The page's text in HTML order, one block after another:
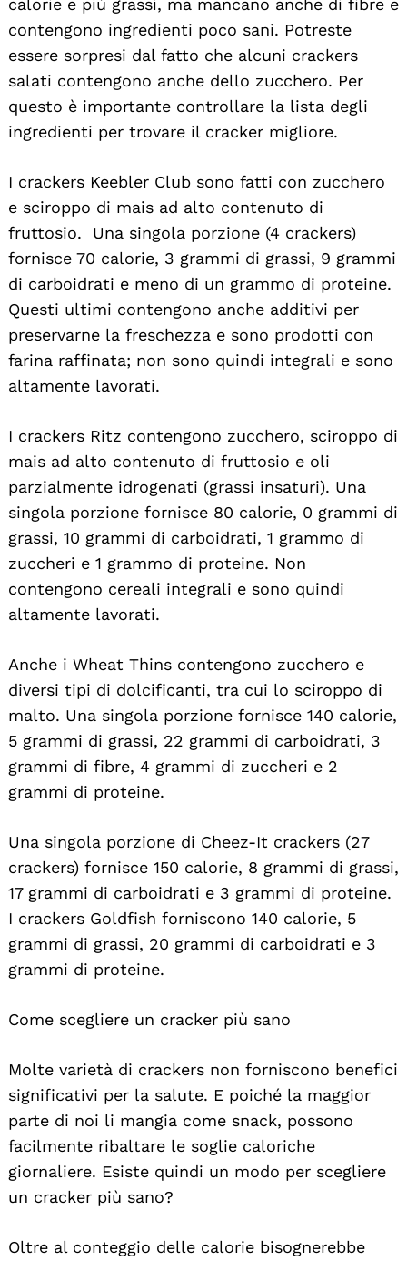
calorie e più grassi, ma mancano anche di fibre e
contengono ingredienti poco sani. Potreste
essere sorpresi dal fatto che alcuni crackers
salati contengono anche dello zucchero. Per
questo è importante controllare la lista degli
ingredienti per trovare il cracker migliore.
I crackers Keebler Club sono fatti con zucchero
e sciroppo di mais ad alto contenuto di
fruttosio. Una singola porzione (4 crackers)
fornisce 70 calorie, 3 grammi di grassi, 9 grammi
di carboidrati e meno di un grammo di proteine.
Questi ultimi contengono anche additivi per
preservarne la freschezza e sono prodotti con
farina raffinata; non sono quindi integrali e sono
altamente lavorati.
I crackers Ritz contengono zucchero, sciroppo di
mais ad alto contenuto di fruttosio e oli
parzialmente idrogenati (grassi insaturi). Una
singola porzione fornisce 80 calorie, 0 grammi di
grassi, 10 grammi di carboidrati, 1 grammo di
zuccheri e 1 grammo di proteine. Non
contengono cereali integrali e sono quindi
altamente lavorati.
Anche i Wheat Thins contengono zucchero e
diversi tipi di dolcificanti, tra cui lo sciroppo di
malto. Una singola porzione fornisce 140 calorie,
5 grammi di grassi, 22 grammi di carboidrati, 3
grammi di fibre, 4 grammi di zuccheri e 2
grammi di proteine.
Una singola porzione di Cheez-It crackers (27
crackers) fornisce 150 calorie, 8 grammi di grassi,
17 grammi di carboidrati e 3 grammi di proteine.
I crackers Goldfish forniscono 140 calorie, 5
grammi di grassi, 20 grammi di carboidrati e 3
grammi di proteine.
Come scegliere un cracker più sano
Molte varietà di crackers non forniscono benefici
significativi per la salute. E poiché la maggior
parte di noi li mangia come snack, possono
facilmente ribaltare le soglie caloriche
giornaliere. Esiste quindi un modo per scegliere
un cracker più sano?
Oltre al conteggio delle calorie bisognerebbe
Search
For: